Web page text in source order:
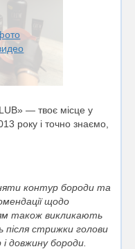
— твоє місце у
року і точно знаємо,
контур бороди та
щодо
також викликають
стрижки голови
довжину бороди.